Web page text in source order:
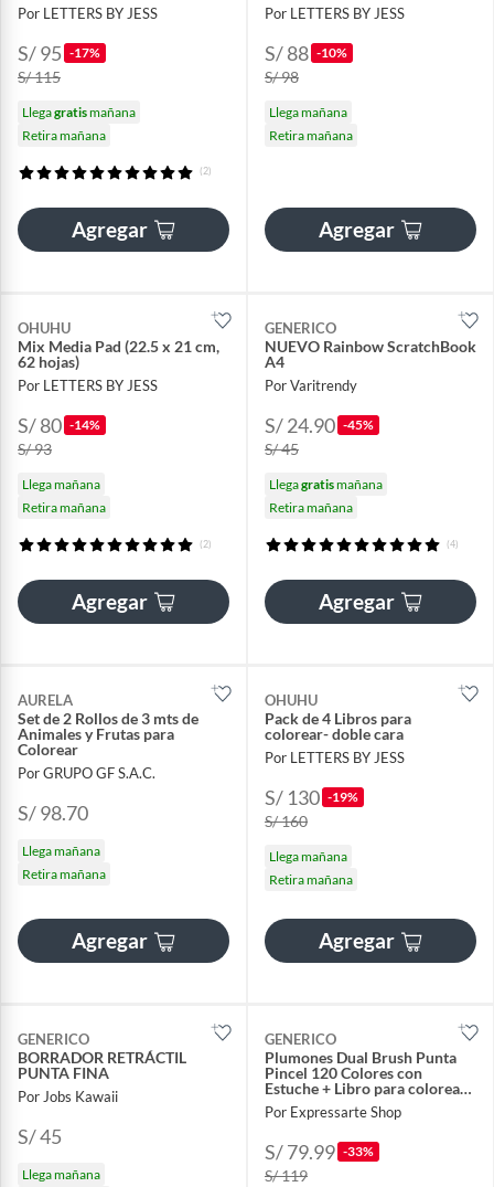
Por LETTERS BY JESS
S/ 95 -17%
S/ 115
Llegagratismañana
Retira mañana
(2)
Agregar
Por LETTERS BY JESS
S/ 88 -10%
S/ 98
Llega mañana
Retira mañana
Agregar
OHUHU
Mix Media Pad (22.5 x 21 cm,
62 hojas)
Por LETTERS BY JESS
S/ 80 -14%
S/ 93
Llega mañana
Retira mañana
(2)
Agregar
GENERICO
NUEVO Rainbow ScratchBook
A4
Por Varitrendy
S/ 24.90 -45%
S/ 45
Llegagratismañana
Retira mañana
(4)
Agregar
AURELA
Set de 2 Rollos de 3 mts de
Animales y Frutas para
Colorear
Por GRUPO GF S.A.C.
S/ 98.70
Llega mañana
Retira mañana
Agregar
OHUHU
Pack de 4 Libros para
colorear- doble cara
Por LETTERS BY JESS
S/ 130 -19%
S/ 160
Llega mañana
Retira mañana
Agregar
GENERICO
BORRADOR RETRÁCTIL
PUNTA FINA
Por Jobs Kawaii
S/ 45
Llega mañana
GENERICO
Plumones Dual Brush Punta
Pincel 120 Colores con
Estuche + Libro para colorear
Fantasy Land CocoWyo
Por Expressarte Shop
S/ 79.99 -33%
S/ 119